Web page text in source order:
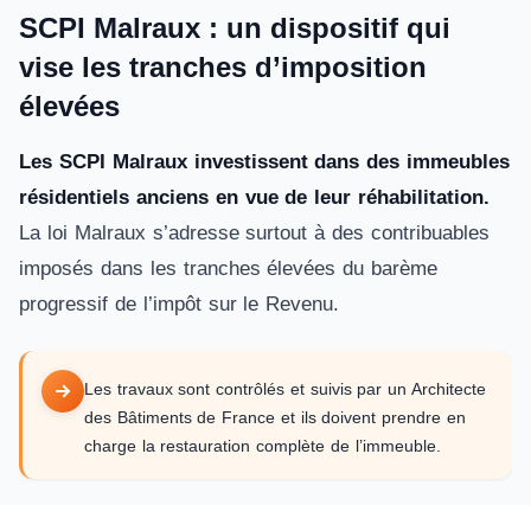
SCPI Malraux : un dispositif qui
vise les tranches d’imposition
élevées
Les SCPI Malraux investissent dans des immeubles
résidentiels anciens en vue de leur réhabilitation.
La loi Malraux s’adresse surtout à des contribuables
imposés dans les tranches élevées du barème
progressif de l’impôt sur le Revenu.
Les travaux sont contrôlés et suivis par un Architecte
des Bâtiments de France et ils doivent prendre en
charge la restauration complète de l’immeuble.